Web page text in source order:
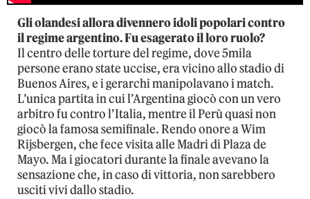
Gli olandesi allora divennero idoli popolari contro
il regime argentino. Fu esagerato il loro ruolo?
Il centro delle torture del regime, dove 5mila
persone erano state uccise, era vicino allo stadio di
Buenos Aires, e i gerarchi manipolavano i match.
L’unica partita in cui l’Argentina giocò con un vero
arbitro fu contro l’Italia, mentre il Perù quasi non
giocò la famosa semifinale. Rendo onore a Wim
Rijsbergen, che fece visita alle Madri di Plaza de
Mayo. Ma i giocatori durante la finale avevano la
sensazione che, in caso di vittoria, non sarebbero
usciti vivi dallo stadio.